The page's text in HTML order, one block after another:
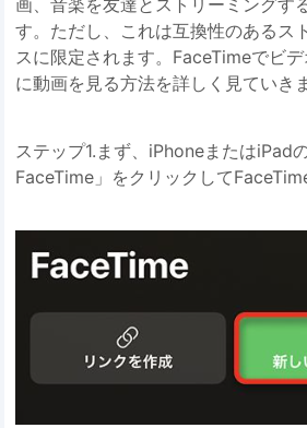
画、音楽を友達とストリーミングす
す。ただし、これは互換性のあるス
スに限定されます。FaceTimeでビ
に動画を見る方法を詳しく見ていき
ステップ1.まず、iPhoneまたはiPad
FaceTime」をクリックして